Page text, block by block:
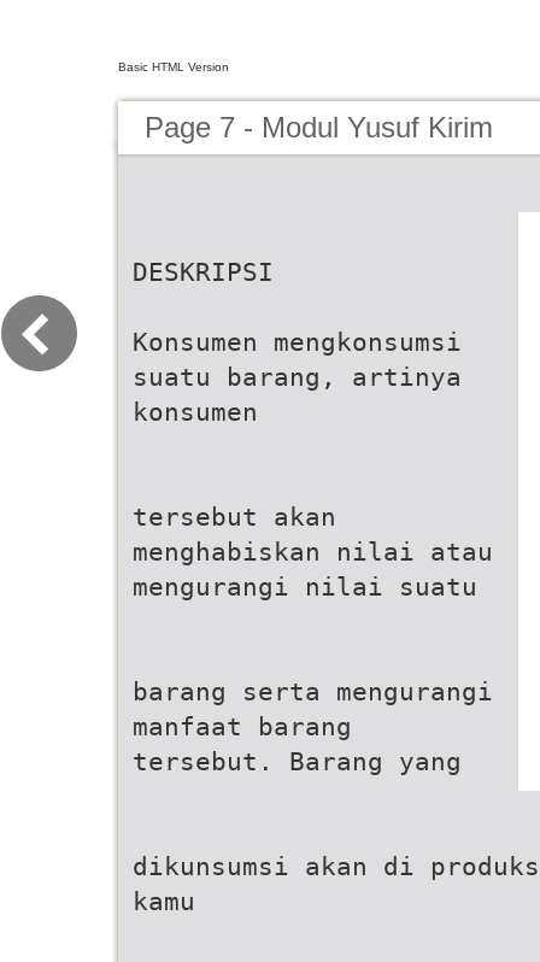
Basic HTML Version
Page 7 - Modul Yusuf Kirim
DESKRIPSI
Konsumen mengkonsumsi
suatu barang, artinya
konsumen
tersebut akan
menghabiskan nilai atau
mengurangi nilai suatu
barang serta mengurangi
manfaat barang
tersebut. Barang yang
dikunsumsi akan di
kamu